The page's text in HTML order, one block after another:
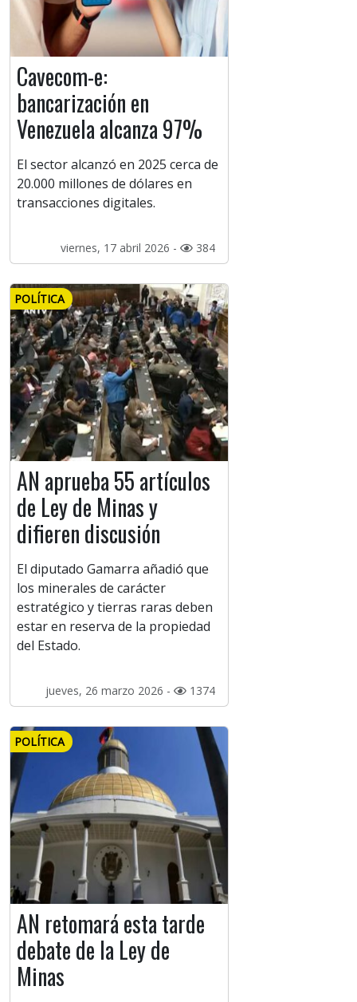
Cavecom-e:
bancarización en
Venezuela alcanza 97%
El sector alcanzó en 2025 cerca de
20.000 millones de dólares en
transacciones digitales.
viernes, 17 abril 2026 - 384
POLÍTICA
AN aprueba 55 artículos
de Ley de Minas y
difieren discusión
El diputado Gamarra añadió que
los minerales de carácter
estratégico y tierras raras deben
estar en reserva de la propiedad
del Estado.
jueves, 26 marzo 2026 - 1374
POLÍTICA
AN retomará esta tarde
debate de la Ley de
Minas